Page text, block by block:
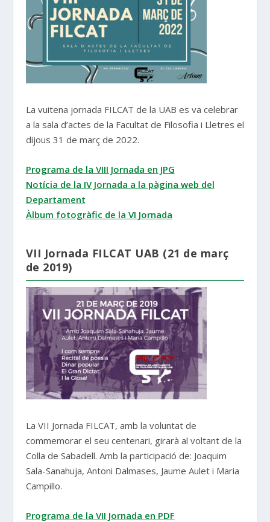
La vuitena jornada FILCAT de la UAB es va celebrar
a la sala d’actes de la Facultat de Filosofia i Lletres el
dijous 31 de març de 2022.
Programa de la VIII Jornada en JPG
Notícia de la IV Jornada a la pàgina web del
Departament
Àlbum fotogràfic de la VI Jornada
VII Jornada FILCAT UAB (21 de març
de 2019)
La VII Jornada FILCAT, amb la voluntat de
commemorar el seu centenari, girarà al voltant de la
Colla de Sabadell. Amb la participació de: Joaquim
Sala-Sanahuja, Antoni Dalmases, Jaume Aulet i Maria
Campillo.
Programa de la VII Jornada en PDF